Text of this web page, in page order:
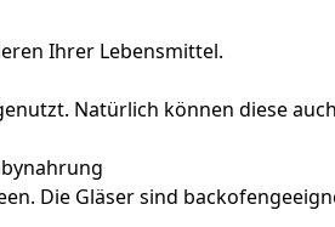
Ihrer Lebensmittel.
Natürlich können diese
Die Gläser sind